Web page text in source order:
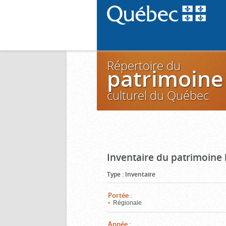
Répertoire du
patrimoine
culturel du Québec
Inventaire du patrimoine
Type : Inventaire
Portée :
Régionale